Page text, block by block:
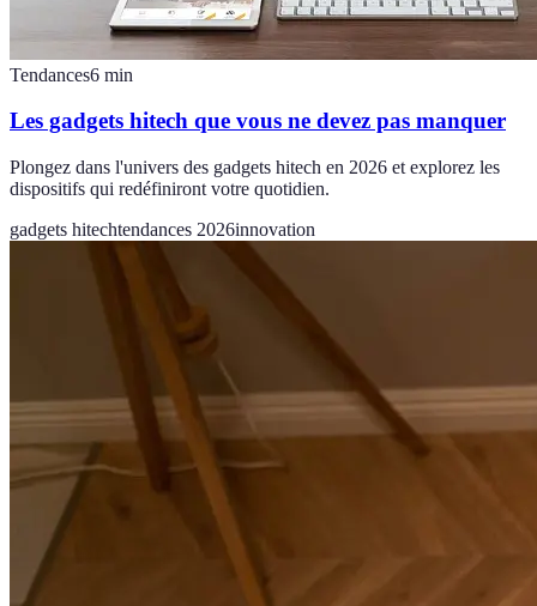
Tendances6 min
Les gadgets hitech que vous ne devez pas manquer
Plongez dans l'univers des gadgets hitech en 2026 et explorez les
dispositifs qui redéfiniront votre quotidien.
gadgets hitechtendances 2026innovation